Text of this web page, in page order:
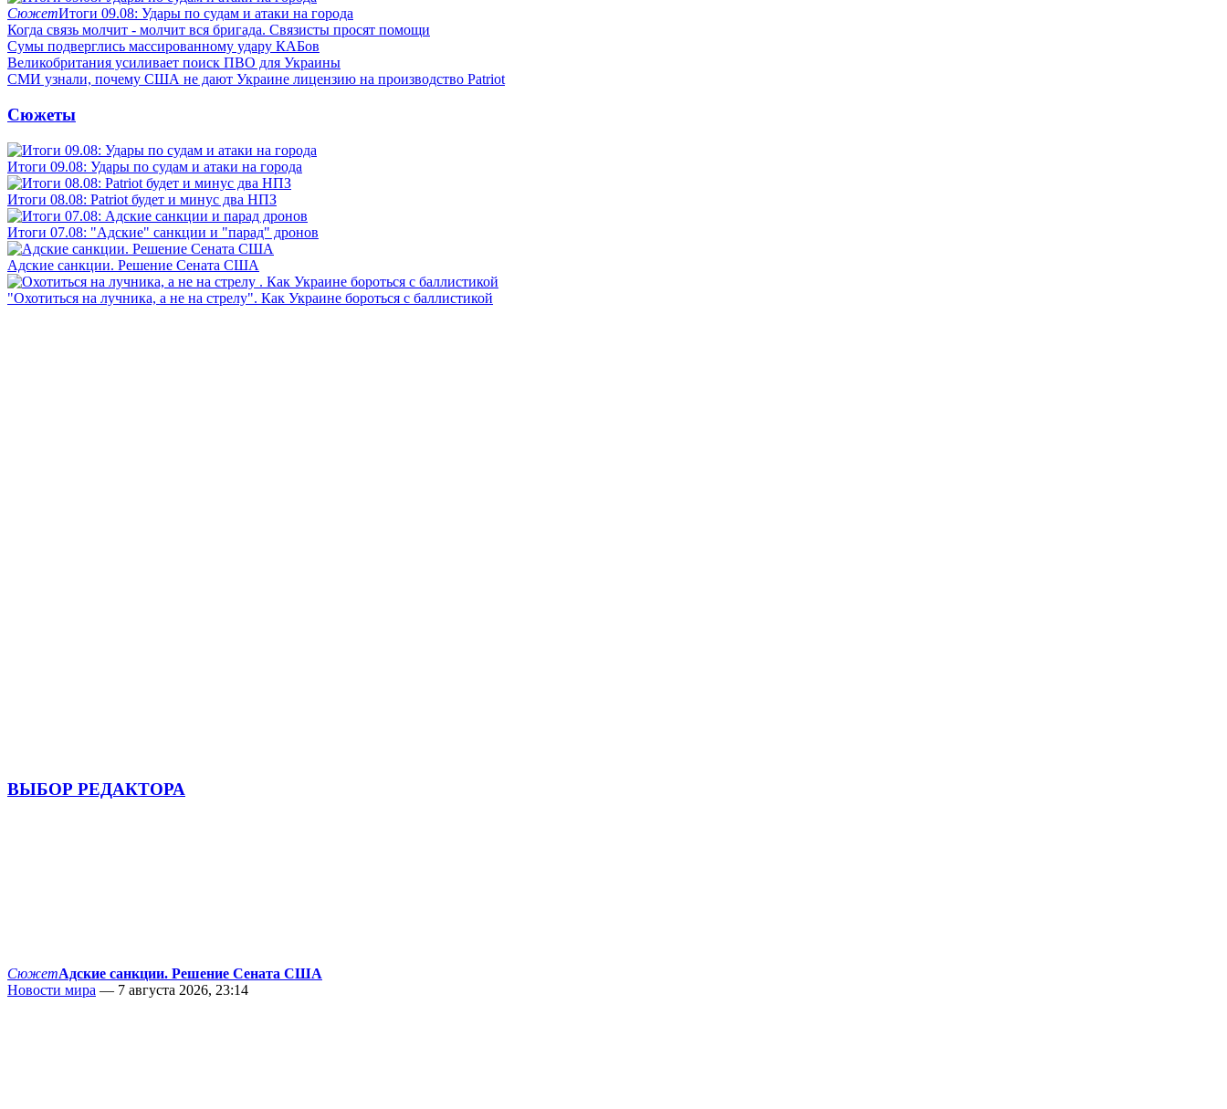
СюжетИтоги 09.08: Удары по судам и атаки на города
Когда связь молчит - молчит вся бригада. Связисты просят помощи
Сумы подверглись массированному удару КАБов
Великобритания усиливает поиск ПВО для Украины
СМИ узнали, почему США не дают Украине лицензию на производство Patriot
Сюжеты
Итоги 09.08: Удары по судам и атаки на города
Итоги 08.08: Patriot будет и минус два НПЗ
Итоги 07.08: "Адские" санкции и "парад" дронов
Адские санкции. Решение Сената США
"Охотиться на лучника, а не на стрелу". Как Украине бороться с баллистикой
ВЫБОР РЕДАКТОРА
СюжетАдские санкции. Решение Сената США
Новости мира — 7 августа 2026, 23:14